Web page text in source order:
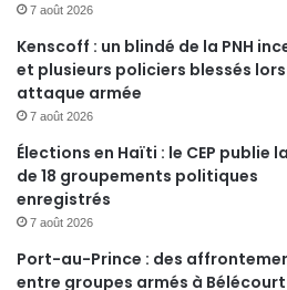
7 août 2026
Kenscoff : un blindé de la PNH
et plusieurs policiers blessés lors
attaque armée
7 août 2026
Élections en Haïti : le CEP publie
de 18 groupements politiques
enregistrés
7 août 2026
Port-au-Prince : des
entre groupes armés à